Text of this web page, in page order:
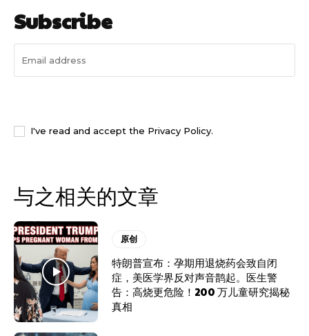
Subscribe
I've read and accept the Privacy Policy.
与之相关的文章
原创
特朗普宣布：孕期用退烧药会致自闭
症，美医学界反对声音鹊起。医生警
告：高烧更危险！200 万儿童研究揭秘
真相